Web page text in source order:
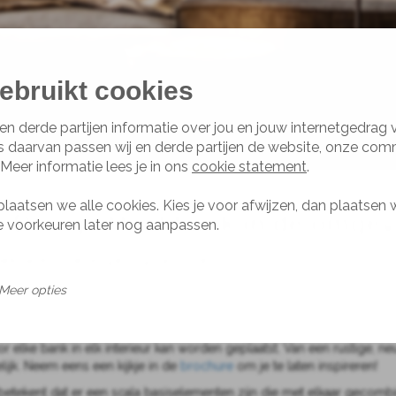
Hoekbank in de
in de omgeving van Utrecht.
een film kijken of bijkletsen met vrienden… Een bank is vaak
met je mee; is er behoefte aan een formele bank met een hoge
het oog wil natuurlijk ook wat. Alle banken zijn ontworpen met
elke bank in elk interieur kan worden geplaatst. Van een rustige,
Neem eens een kijkje in de brochure om je te laten inspireren!
dat er een scala basiselementen zijn die met elkaar
cookies
derde partijen informatie over jou en jouw internetgedrag
daarvan passen wij en derde partijen de website, onze
informatie lees je in ons cookie statement.
we alle cookies. Kies je voor afwijzen, dan plaatsen
voorkeuren later nog aanpassen.
Meer opties